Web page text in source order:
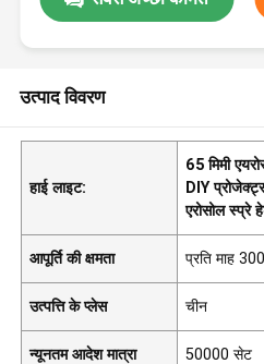
उत्पाद विवरण
हाई लाइट:
65 मिमी
DIY
एरोसोल स्प्रे
आपूर्ति की क्षमता प्रति माह
उत्पत्ति के प्लेस चीन
न्यूनतम आदेश मात्रा 50000 सेट